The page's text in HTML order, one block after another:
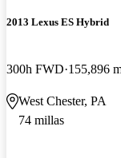
2013 Lexus ES Hybrid
300h FWD 155,896
West Chester, PA
74 millas